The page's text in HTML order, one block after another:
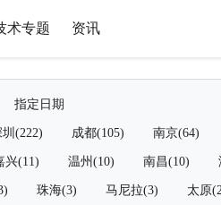
术专题 资讯
指定日期
圳(222) 成都(105) 南京(64)
兴(11) 温州(10) 南昌(10)
珠海(3) 马尼拉(3) 太原